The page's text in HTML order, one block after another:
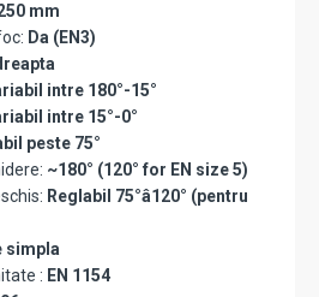
mm
Da (EN3)
intre 180°-15°
intre 15°-0°
peste 75°
~180° (120° for EN size 5)
Reglabil 75°â120° (pentru
simpla
: EN 1154